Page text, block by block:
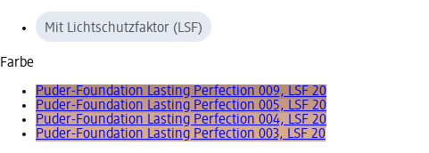
Mit Lichtschutzfaktor (LSF)
Farbe
Puder-Foundation Lasting Perfection 009, LSF 20
Puder-Foundation Lasting Perfection 005, LSF 20
Puder-Foundation Lasting Perfection 004, LSF 20
Puder-Foundation Lasting Perfection 003, LSF 20